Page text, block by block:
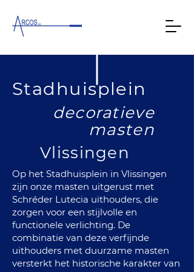
Stadhuisplein
decoratieve
masten
Vlissingen
Op het Stadhuisplein in Vlissingen
zijn onze masten uitgerust met
Schréder Lutecia uithouders, die
zorgen voor een stijlvolle en
functionele verlichting. De
combinatie van deze verfijnde
uithouders met duurzame masten
versterkt het historische karakter van